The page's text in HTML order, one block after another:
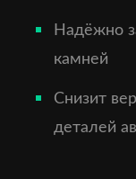
Надёжно
камней
Снизит
деталей